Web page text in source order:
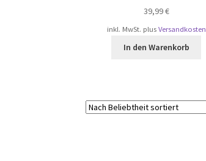
39,99€
inkl. MwSt. plus Versandkosten
In den Warenkorb